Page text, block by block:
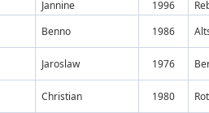
Jannine 1996
Benno 1986
Jaroslaw 1976
Christian 1980